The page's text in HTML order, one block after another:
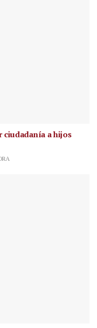
ciudadanía a hijos